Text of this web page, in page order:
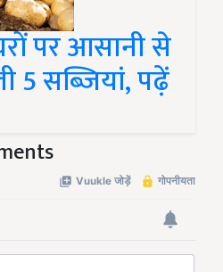
पर आसानी से
5 सब्जियां, पढ़ें